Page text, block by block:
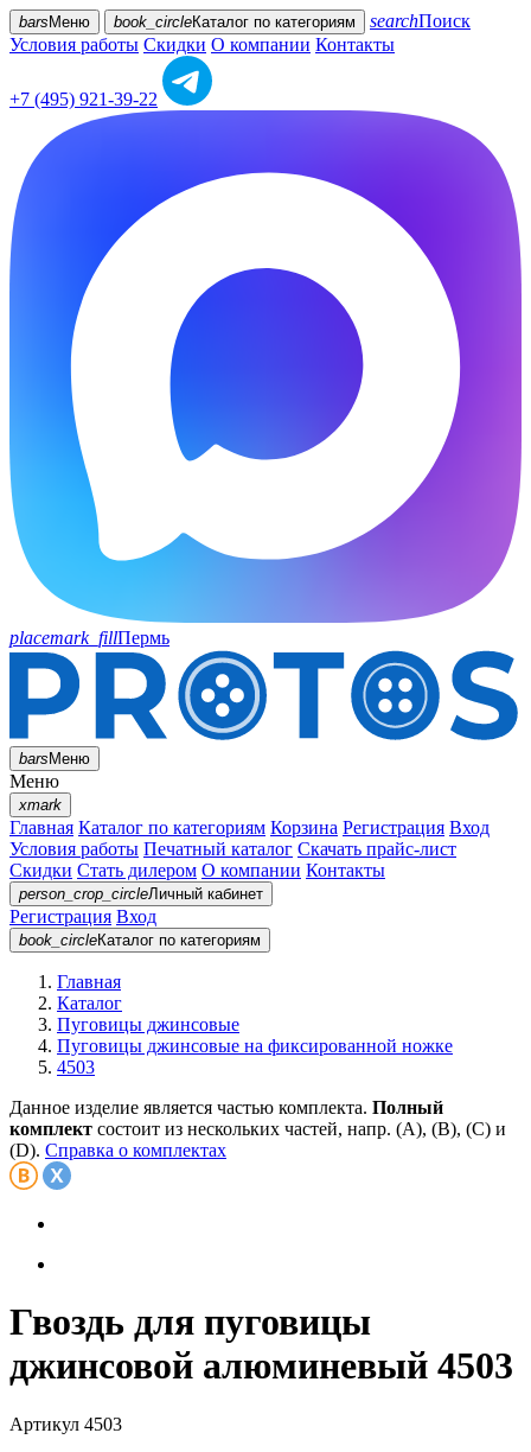
bars Меню book_circleКаталог по категориям searchПоиск
Условия работы Скидки О компании Контакты
+7 (495) 921-39-22
placemark_fillПермь
barsМеню
Меню
xmark
Главная Каталог по категориям Корзина Регистрация Вход
Условия работы Печатный каталог Скачать прайс-лист
Скидки Стать дилером О компании Контакты
person_crop_circleЛичный кабинет
Регистрация Вход
book_circleКаталог по категориям
Главная
Каталог
Пуговицы джинсовые
Пуговицы джинсовые на фиксированной ножке
4503
Данное изделие является частью комплекта. Полный
комплект состоит из нескольких частей, напр. (А), (B), (С) и
(D). Справка о комплектах
Гвоздь для пуговицы
джинсовой алюминевый 4503
Артикул 4503